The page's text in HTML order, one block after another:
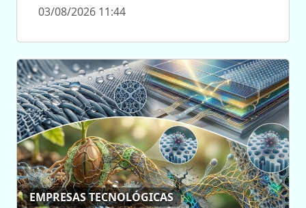
03/08/2026 11:44
EMPRESAS TECNOLÓGICAS